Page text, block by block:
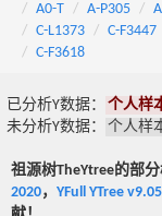
A0-T
A-P305
C-L1373
C-F3447
C-F3618
已分析Y数据： 个人样
未分析Y数据：
个人样
祖源树TheYtree的部
2020， YFull YTree